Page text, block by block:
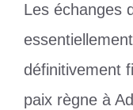
Les échanges
définitivement
paix règne à